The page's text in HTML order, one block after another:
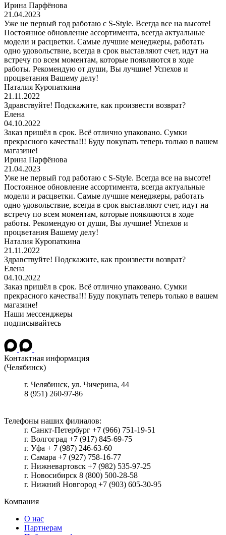
Ирина Парфёнова
21.04.2023
Уже не первый год работаю с S-Style. Всегда все на высоте!
Постоянное обновление ассортимента, всегда актуальные
модели и расцветки. Самые лучшие менеджеры, работать
одно удовольствие, всегда в срок выставляют счет, идут на
встречу по всем моментам, которые появляются в ходе
работы. Рекомендую от души, Вы лучшие! Успехов и
процветания Вашему делу!
Наталия Куропаткина
21.11.2022
Здравствуйте! Подскажите, как произвести возврат?
Елена
04.10.2022
Заказ пришёл в срок. Всё отлично упаковано. Сумки
прекрасного качества!!! Буду покупать теперь только в вашем
магазине!
Ирина Парфёнова
21.04.2023
Уже не первый год работаю с S-Style. Всегда все на высоте!
Постоянное обновление ассортимента, всегда актуальные
модели и расцветки. Самые лучшие менеджеры, работать
одно удовольствие, всегда в срок выставляют счет, идут на
встречу по всем моментам, которые появляются в ходе
работы. Рекомендую от души, Вы лучшие! Успехов и
процветания Вашему делу!
Наталия Куропаткина
21.11.2022
Здравствуйте! Подскажите, как произвести возврат?
Елена
04.10.2022
Заказ пришёл в срок. Всё отлично упаковано. Сумки
прекрасного качества!!! Буду покупать теперь только в вашем
магазине!
Наши мессенджеры
подписывайтесь
Контактная информация
(Челябинск)
г. Челябинск, ул. Чичерина, 44
8 (951) 260-97-86
Телефоны наших филиалов:
г. Санкт-Петербург +7 (966) 751-19-51
г. Волгоград +7 (917) 845-69-75
г. Уфа + 7 (987) 246-63-60
г. Самара +7 (927) 758-16-77
г. Нижневартовск +7 (982) 535-97-25
г. Новосибирск 8 (800) 500-28-58
г. Нижний Новгород +7 (903) 605-30-95
Компания
О нас
Партнерам